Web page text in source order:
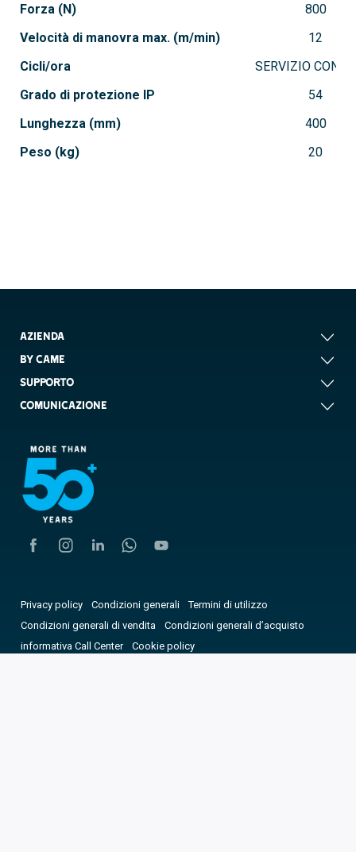
Forza (N)
Velocità di manovra max. (m/min)
Cicli/ora
Grado di protezione IP
Lunghezza (mm)
Peso (kg)
800
12
SERVIZIO
54
400
20
AZIENDA
BY CAME
SUPPORTO
COMUNICAZIONE
Privacy policy Condizioni generali
Termini di utilizzo
Condizioni generali di vendita
Condizioni generali d’acquisto
informativa Call Center
Cookie policy